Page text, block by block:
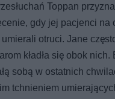
Toppan
gdy jej pacjenci na
otruci. Jane
kładła się obok nich.
sobą w ostatnich
tchnieniem